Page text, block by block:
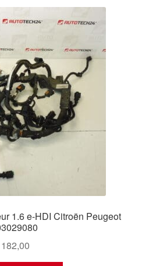
1.6 e-HDI Citroën Peugeot
182,00